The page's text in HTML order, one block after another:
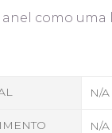
anel como
N/A
N/A